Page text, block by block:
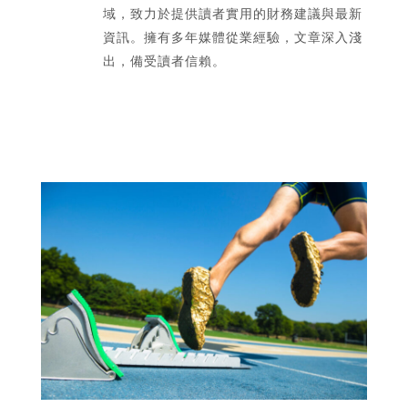
域，致力於提供讀者實用的財務建議與最新
資訊。擁有多年媒體從業經驗，文章深入淺
出，備受讀者信賴。